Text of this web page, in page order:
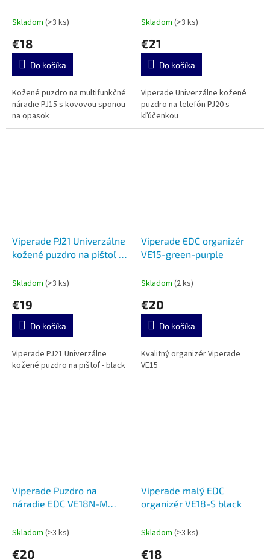
Skladom (>3 ks)
€18
Do košíka
Kožené puzdro na multifunkčné
náradie PJ15 s kovovou sponou
na opasok
Skladom (>3 ks)
€21
Do košíka
Viperade Univerzálne kožené
puzdro na telefón PJ20 s
kľúčenkou
Viperade PJ21 Univerzálne
kožené puzdro na pištoľ -
Skladom (>3 ks)
€19
Do košíka
Viperade PJ21 Univerzálne
kožené puzdro na pištoľ - black
Viperade EDC organizér
VE15-green-purple
Skladom (2 ks)
€20
Do košíka
Kvalitný organizér Viperade
VE15
Viperade Puzdro na
náradie EDC VE18N-M
Skladom (>3 ks)
€20
Viperade malý EDC
organizér VE18-S black
Skladom (>3 ks)
€18